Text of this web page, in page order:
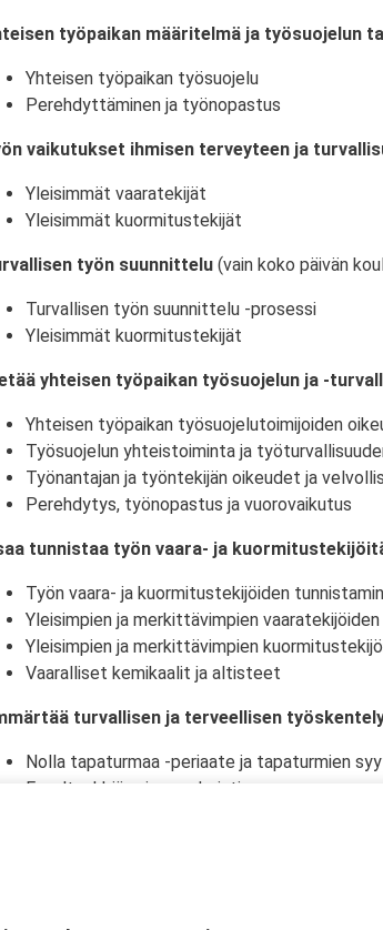
työpaikan määritelmä ja työsuojelun
Yhteisen työpaikan työsuojelu
Perehdyttäminen ja työnopastus
vaikutukset ihmisen terveyteen ja
Yleisimmät vaaratekijät
Yleisimmät kuormitustekijät
työn suunnittelu (vain koko päivän
Turvallisen työn suunnittelu -prosessi
Yleisimmät kuormitustekijät
yhteisen työpaikan työsuojelun ja -
Yhteisen työpaikan työsuojelutoimijoiden
Työsuojelun yhteistoiminta ja
Työnantajan ja työntekijän oikeudet ja
Perehdytys, työnopastus ja vuorovaikutus
tunnistaa työn vaara- ja
Työn vaara- ja kuormitustekijöiden
Yleisimpien ja merkittävimpien
Yleisimpien ja merkittävimpien
Vaaralliset kemikaalit ja altisteet
turvallisen ja terveellisen
Nolla tapaturmaa -periaate ja tapaturmien
Ennaltaehkäisy ja ennakointi